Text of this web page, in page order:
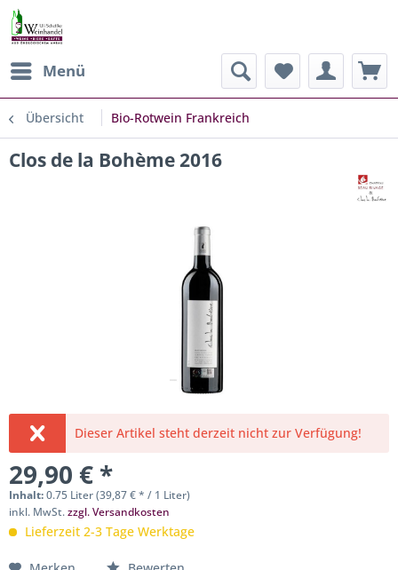
Menü
Übersicht Bio-Rotwein Frankreich
Clos de la Bohème 2016
Dieser Artikel steht derzeit nicht zur Verfügung!
29,90 € *
Inhalt:0.75 Liter (39,87 € * / 1 Liter)
inkl. MwSt.zzgl. Versandkosten
Lieferzeit 2-3 Tage Werktage